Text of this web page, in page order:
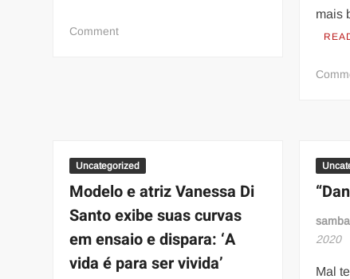
Commenton
mais
Uncategorized
Modelo e atriz Vanessa Di
Santo exibe suas curvas
em ensaio e dispara: ‘A
vida é para ser vivida’
2020
Mal